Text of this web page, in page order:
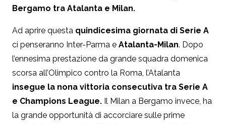
Bergamo tra Atalanta e Milan.
Ad aprire questa quindicesima giornata di Serie A
ci penseranno Inter-Parma e Atalanta-Milan. Dopo
l’ennesima prestazione da grande squadra domenica
scorsa all’Olimpico contro la Roma, l’Atalanta
insegue la nona vittoria consecutiva tra Serie A
e Champions League. Il Milan a Bergamo invece, ha
la grande opportunità di accorciare sulle prime